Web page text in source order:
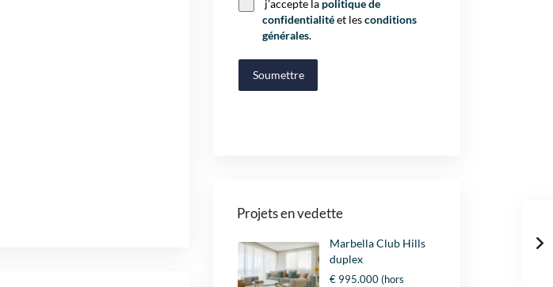
j'accepte la politique de
confidentialitéet lesconditions
générales.
Soumettre
Projets en vedette
Marbella Club Hills
duplex
€ 995.000(hors